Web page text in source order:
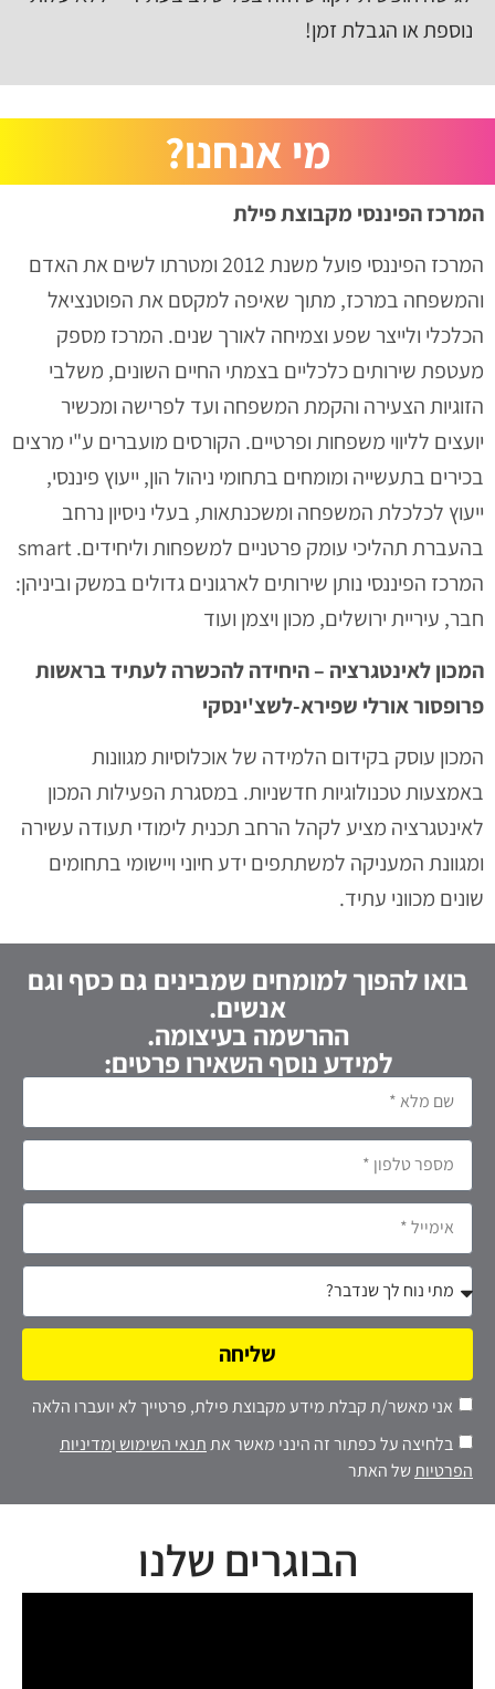
נוספת או הגבלת זמן!
מי אנחנו?
המרכז הפיננסי מקבוצת פילת
המרכז הפיננסי פועל משנת 2012 ומטרתו לשים את האדם
והמשפחה במרכז, מתוך שאיפה למקסם את הפוטנציאל
הכלכלי ולייצר שפע וצמיחה לאורך שנים. המרכז מספק
מעטפת שירותים כלכליים בצמתי החיים השונים, משלבי
הזוגיות הצעירה והקמת המשפחה ועד לפרישה ומכשיר
יועצים לליווי משפחות ופרטיים. הקורסים מועברים ע"י מרצים
בכירים בתעשייה ומומחים בתחומי ניהול הון, ייעוץ פיננסי,
ייעוץ לכלכלת המשפחה ומשכנתאות, בעלי ניסיון נרחב
בהעברת תהליכי עומק פרטניים למשפחות וליחידים. smart
המרכז הפיננסי נותן שירותים לארגונים גדולים במשק וביניהן:
חבר, עיריית ירושלים, מכון ויצמן ועוד
המכון לאינטגרציה – היחידה להכשרה לעתיד בראשות
פרופסור אורלי שפירא-לשצ'ינסקי
המכון עוסק בקידום הלמידה של אוכלוסיות מגוונות
באמצעות טכנולוגיות חדשניות. במסגרת הפעילות המכון
לאינטגרציה מציע לקהל הרחב תכנית לימודי תעודה עשירה
ומגוונת המעניקה למשתתפים ידע חיוני ויישומי בתחומים
שונים מכווני עתיד.
בואו להפוך למומחים שמבינים גם כסף וגם
אנשים.
ההרשמה בעיצומה.
למידע נוסף השאירו פרטים:
אני מאשר/ת קבלת מידע מקבוצת פילת, פרטייך לא יועברו הלאה
בלחיצה על כפתור זה הינני מאשר אתתנאי השימוש ומדיניות
הפרטיותשל האתר
שליחה
הבוגרים שלנו